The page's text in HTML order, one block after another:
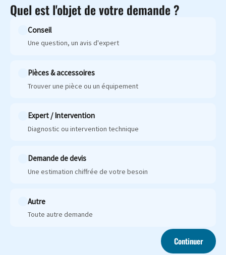
Quel est l'objet de votre demande ?
Conseil
Une question, un avis d'expert
Pièces & accessoires
Trouver une pièce ou un équipement
Expert / Intervention
Diagnostic ou intervention technique
Demande de devis
Une estimation chiffrée de votre besoin
Autre
Toute autre demande
Continuer